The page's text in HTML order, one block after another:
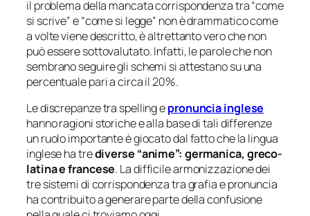
il problema della mancata corrispondenza tra “come
si scrive” e “come si legge” non è drammatico come
a volte viene descritto, è altrettanto vero che non
può essere sottovalutato. Infatti, le parole che non
sembrano seguire gli schemi si attestano su una
percentuale pari a circa il 20%.
Le discrepanze tra spelling epronuncia inglese
hanno ragioni storiche e alla base di tali differenze
un ruolo importante è giocato dal fatto che la lingua
inglese ha trediverse “anime”: germanica, greco-
latina e francese. La difficile armonizzazione dei
tre sistemi di corrispondenza tra grafia e pronuncia
ha contribuito a generare parte della confusione